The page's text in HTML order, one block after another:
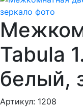
Tabula
белый,
Артикул: 1208